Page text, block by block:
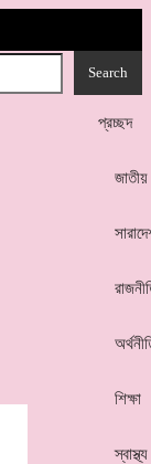
প্রচ্ছদ
জাতীয়
শিক্ষা
স্বাস্থ্য